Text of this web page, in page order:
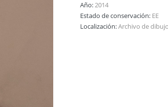
Año:2014
Estado de conservación: EE
Localización:Archivo de